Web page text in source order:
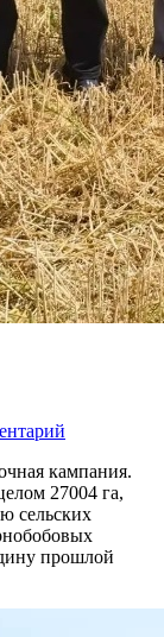
кампания.
27004 га,
сельских
прошлой